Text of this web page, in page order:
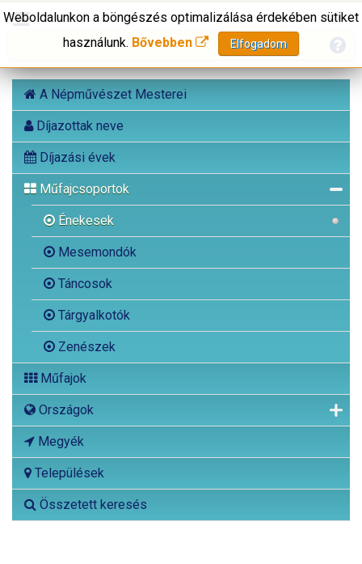
A Népművészet Mesterei
Díjazottak neve
Díjazási évek
Műfajcsoportok
Énekesek
Mesemondók
Táncosok
Tárgyalkotók
Zenészek
Műfajok
Országok
Megyék
Települések
Összetett keresés
Weboldalunkon a böngészés optimalizálása érdekében sütiket
használunk. Bővebben Elfogadom